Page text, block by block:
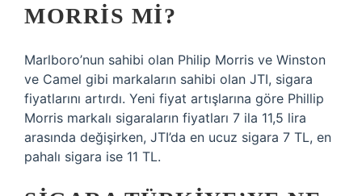
MORRIS MI?
Marlboro’nun sahibi olan Philip Morris ve Winston
ve Camel gibi markaların sahibi olan JTI, sigara
fiyatlarını artırdı. Yeni fiyat artışlarına göre Phillip
Morris markalı sigaraların fiyatları 7 ila 11,5 lira
arasında değişirken, JTI’da en ucuz sigara 7 TL, en
pahalı sigara ise 11 TL.